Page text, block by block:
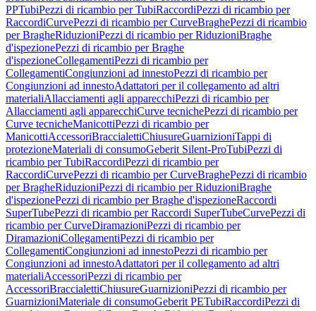
PPTubiPezzi di ricambio per TubiRaccordiPezzi di ricambio per
RaccordiCurvePezzi di ricambio per CurveBraghePezzi di ricambio
per BragheRiduzioniPezzi di ricambio per RiduzioniBraghe
d'ispezionePezzi di ricambio per Braghe
d'ispezioneCollegamentiPezzi di ricambio per
CollegamentiCongiunzioni ad innestoPezzi di ricambio per
Congiunzioni ad innestoAdattatori per il collegamento ad altri
materialiAllacciamenti agli apparecchiPezzi di ricambio per
Allacciamenti agli apparecchiCurve tecnichePezzi di ricambio per
Curve tecnicheManicottiPezzi di ricambio per
ManicottiAccessoriBraccialettiChiusureGuarnizioniTappi di
protezioneMateriali di consumoGeberit Silent-ProTubiPezzi di
ricambio per TubiRaccordiPezzi di ricambio per
RaccordiCurvePezzi di ricambio per CurveBraghePezzi di ricambio
per BragheRiduzioniPezzi di ricambio per RiduzioniBraghe
d'ispezionePezzi di ricambio per Braghe d'ispezioneRaccordi
SuperTubePezzi di ricambio per Raccordi SuperTubeCurvePezzi di
ricambio per CurveDiramazioniPezzi di ricambio per
DiramazioniCollegamentiPezzi di ricambio per
CollegamentiCongiunzioni ad innestoPezzi di ricambio per
Congiunzioni ad innestoAdattatori per il collegamento ad altri
materialiAccessoriPezzi di ricambio per
AccessoriBraccialettiChiusureGuarnizioniPezzi di ricambio per
GuarnizioniMateriale di consumoGeberit PETubiRaccordiPezzi di